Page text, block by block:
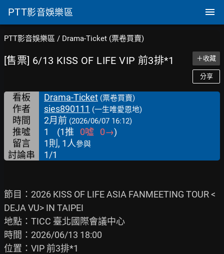
PTT影音娛樂區
PTT影音娛樂區 / Drama-Ticket (票卷買賣)
[售票] 6/13 KISS OF LIFE VIP 前3排*1 ＋收藏
分享
看板 Drama-Ticket (票卷買賣)
作者 sies890111 (一生唯愛恩地)
時間 2月前 (2026/06/07 16:12)
推噓 1 (1推 0噓 0→)
留言
1則, 1人參與
討論串 1/1
節目：2026 KISS OF LIFE ASIA FANMEETING TOUR <
DEJA VU> IN TAIPEI
地點：TICC 臺北國際會議中心
時間：2026/06/13 18:00
位置：VIP 前3排*1